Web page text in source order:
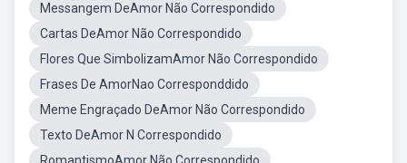
Messangem DeAmor Não Correspondido
Cartas DeAmor Não Correspondido
Flores Que SimbolizamAmor Não Correspondido
Frases De AmorNao Corresponddido
Meme Engraçado DeAmor Não Correspondido
Texto DeAmor N Correspondido